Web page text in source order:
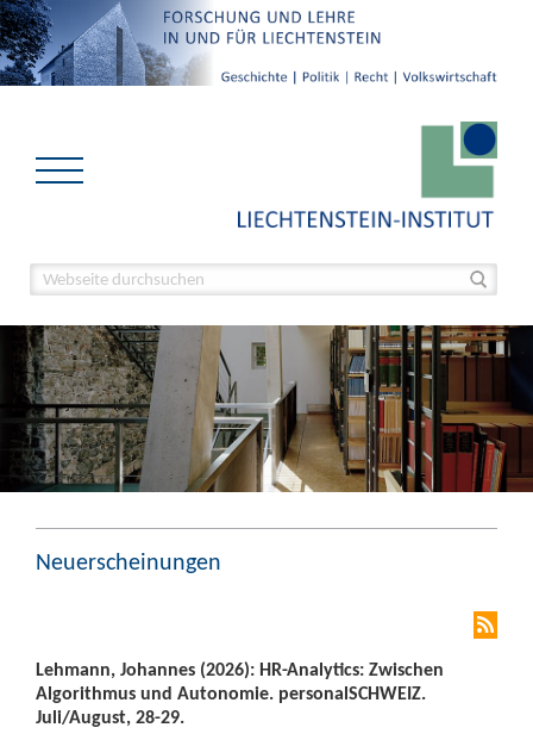
Neuerscheinungen
Lehmann, Johannes (2026): HR-Analytics: Zwischen
Algorithmus und Autonomie. personalSCHWEIZ.
Juli/August, 28-29.